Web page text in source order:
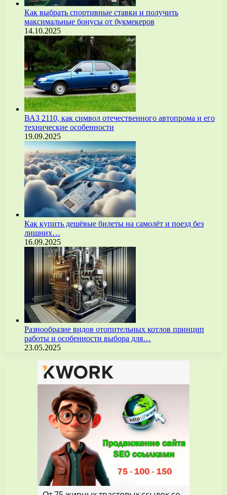
Как выбрать спортивные ставки и получить
максимальные бонусы от букмекеров
14.10.2025
ВАЗ 2110, как символ отечественного автопрома и его
технические особенности
19.09.2025
Как купить дешёвые билеты на самолёт и поезд без
лишних…
16.09.2025
Разнообразие видов отопительных котлов принцип
работы и особенности выбора для…
23.05.2025